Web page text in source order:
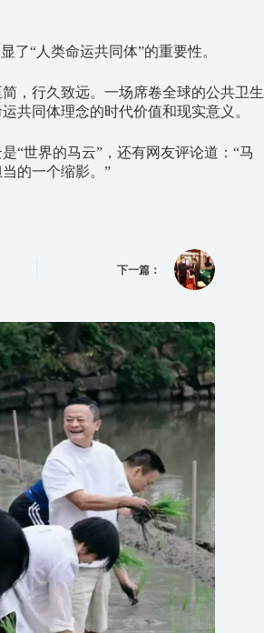
了“人类命运共同体”的重要性。
，行久致远。一场席卷全球的公共卫生
共同体理念的时代价值和现实意义。
“世界的马云”，还有网友评论道：“马
的一个缩影。”
下一篇：